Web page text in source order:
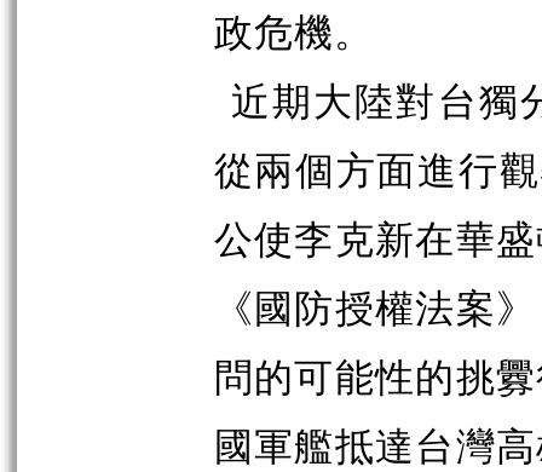
政危機。
近期大陸對台獨
從兩個方面進行
公使李克新在華
《國防授權法案
問的可能性的挑
國軍艦抵達台灣